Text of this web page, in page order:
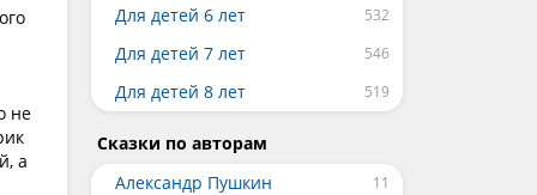
не
а
Для детей 6 лет
Для детей 7 лет
Для детей 8 лет
Сказки по авторам
Александр Пушкин